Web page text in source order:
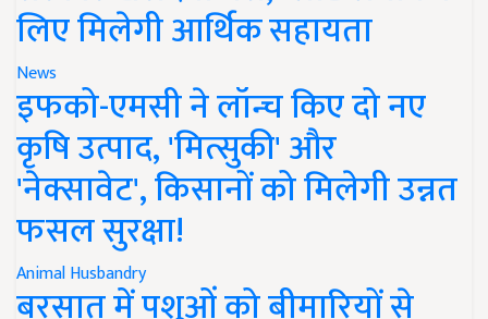
लिए मिलेगी आर्थिक सहायता
News
इफको-एमसी ने लॉन्च किए दो नए
कृषि उत्पाद, 'मित्सुकी' और
'नेक्सावेट', किसानों को मिलेगी उन्नत
फसल सुरक्षा!
Animal Husbandry